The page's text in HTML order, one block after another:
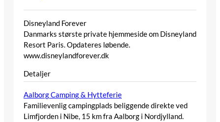
Disneyland Forever
Danmarks største private hjemmeside om Disneyland
Resort Paris. Opdateres løbende.
www.disneylandforever.dk
Detaljer
Aalborg Camping & Hytteferie
Familievenlig campingplads beliggende direkte ved
Limfjorden i Nibe, 15 km fra Aalborg i Nordjylland.